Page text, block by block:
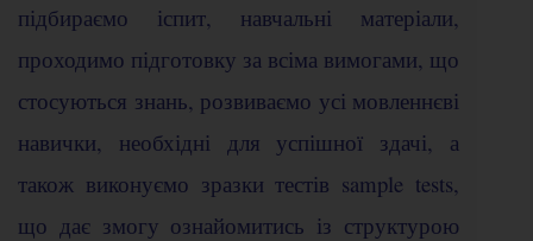
підбираємо іспит, навчальні матеріали,
проходимо підготовку за всіма вимогами, що
стосуються знань, розвиваємо усі мовленнєві
навички, необхідні для успішної здачі, а
також виконуємо зразки тестів sample tests,
що дає змогу ознайомитись із структурою